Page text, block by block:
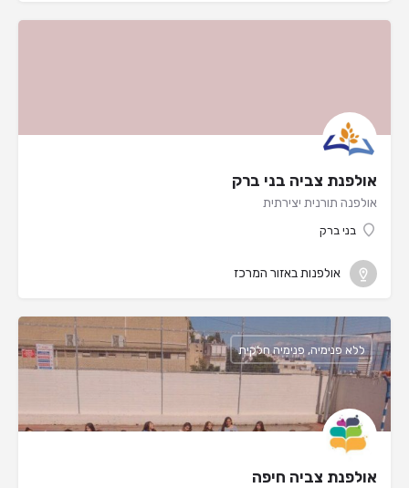
אולפנת צביה בני ברק
אולפנה תורנית יצירתית
בני ברק
אולפנות באזור המרכז
אולפנת צביה חיפה
ללא פנימיה, פנימיה חלקית